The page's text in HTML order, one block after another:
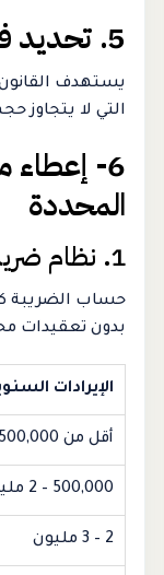
5. تحديد فئات للاستفادة من المزايا
يستهدف
التي لا يتجاوز حجم
6- إعطاء
المحددة
1. نظام ضريبي مبسط
حساب الضريبة
بدون تعقيدات
الإيرادات
أقل من 500,000 جنيه
500,000 – 2 مليون
2 – 3 مليون